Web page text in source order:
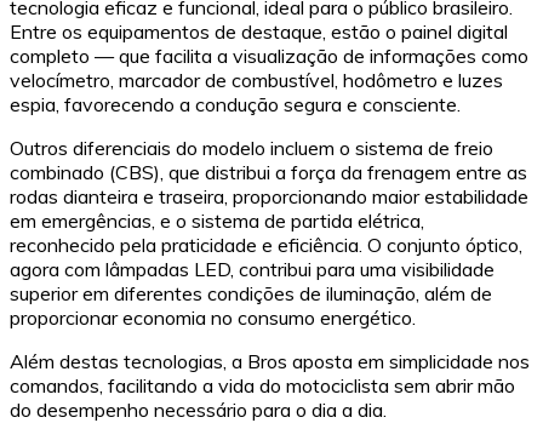
tecnologia eficaz e funcional, ideal para o público brasileiro.
Entre os equipamentos de destaque, estão o painel digital
completo — que facilita a visualização de informações como
velocímetro, marcador de combustível, hodômetro e luzes
espia, favorecendo a condução segura e consciente.
Outros diferenciais do modelo incluem o sistema de freio
combinado (CBS), que distribui a força da frenagem entre as
rodas dianteira e traseira, proporcionando maior estabilidade
em emergências, e o sistema de partida elétrica,
reconhecido pela praticidade e eficiência. O conjunto óptico,
agora com lâmpadas LED, contribui para uma visibilidade
superior em diferentes condições de iluminação, além de
proporcionar economia no consumo energético.
Além destas tecnologias, a Bros aposta em simplicidade nos
comandos, facilitando a vida do motociclista sem abrir mão
do desempenho necessário para o dia a dia.